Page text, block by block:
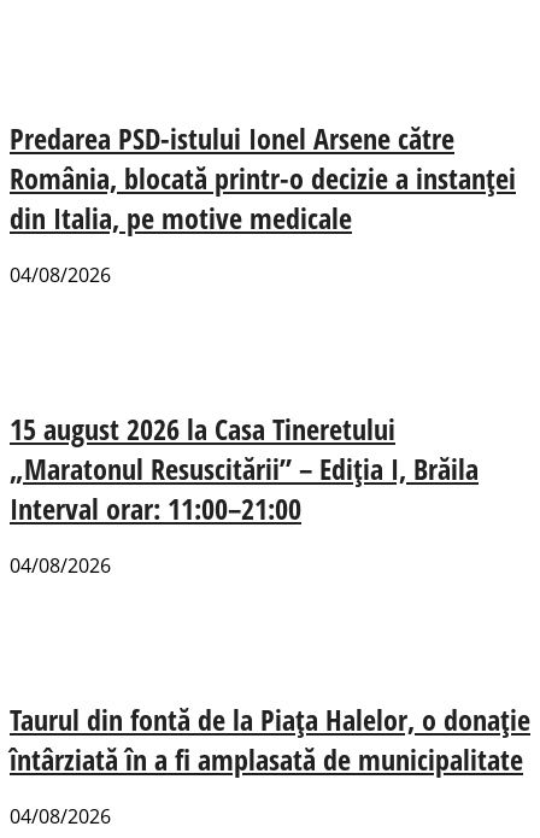
Predarea PSD-istului Ionel Arsene către
România, blocată printr-o decizie a instanței
din Italia, pe motive medicale
04/08/2026
15 august 2026 la Casa Tineretului
„Maratonul Resuscitării” – Ediția I, Brăila
Interval orar: 11:00–21:00
04/08/2026
Taurul din fontă de la Piața Halelor, o donație
întârziată în a fi amplasată de municipalitate
04/08/2026